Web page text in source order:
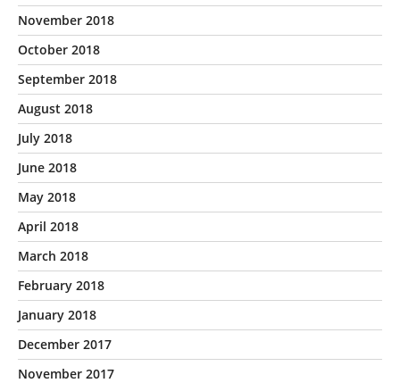
November 2018
October 2018
September 2018
August 2018
July 2018
June 2018
May 2018
April 2018
March 2018
February 2018
January 2018
December 2017
November 2017